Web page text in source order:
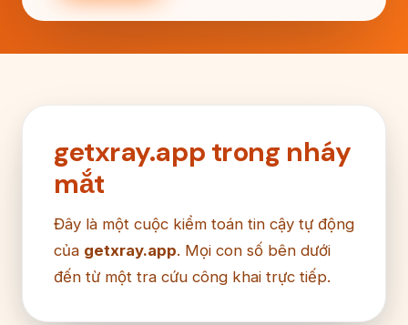
getxray.app trong nháy
mắt
Đây là một cuộc kiểm toán tin cậy tự động
của getxray.app. Mọi con số bên dưới
đến từ một tra cứu công khai trực tiếp.